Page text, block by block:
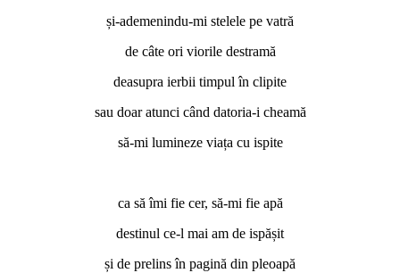
și-ademenindu-mi stelele pe vatră
de câte ori viorile destramă
deasupra ierbii timpul în clipite
sau doar atunci când datoria-i cheamă
să-mi lumineze viața cu ispite
ca să îmi fie cer, să-mi fie apă
destinul ce-l mai am de ispășit
și de prelins în pagină din pleoapă